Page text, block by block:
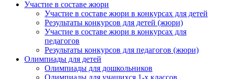
Участие в составе жюри
Участие в составе жюри в конкурсах для детей
Результаты конкурсов для детей (жюри)
Участие в составе жюри в конкурсах для
педагогов
Результаты конкурсов для педагогов (жюри)
Олимпиады для детей
Олимпиады для дошкольников
Олимпиады для учащихся 1-х классов
Подписаться
Нажимая на кнопку, вы даете согласие на обработку своих